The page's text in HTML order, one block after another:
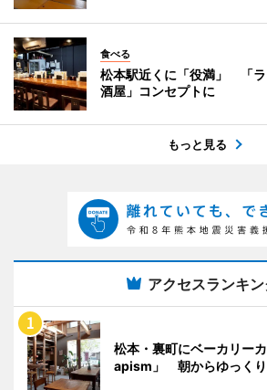
食べる
松本駅近くに「役満」 「
酒屋」コンセプトに
もっと見る
アクセスランキ
松本・裏町にベーカリー
apism」 朝からゆっくり